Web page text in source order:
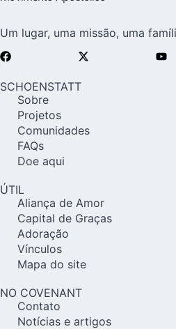
Um lugar, uma missão, uma
SCHOENSTATT
Sobre
Projetos
Comunidades
FAQs
Doe aqui
ÚTIL
Aliança de Amor
Capital de Graças
Adoração
Vínculos
Mapa do site
NO COVENANT
Contato
Notícias e artigos